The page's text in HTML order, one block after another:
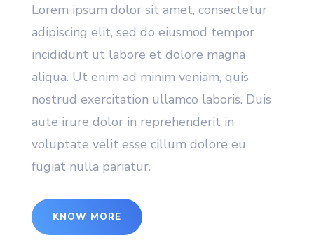
Lorem ipsum dolor sit amet, consectetur
adipiscing elit, sed do eiusmod tempor
incididunt ut labore et dolore magna
aliqua. Ut enim ad minim veniam, quis
nostrud exercitation ullamco laboris. Duis
aute irure dolor in reprehenderit in
voluptate velit esse cillum dolore eu
fugiat nulla pariatur.
KNOW MORE